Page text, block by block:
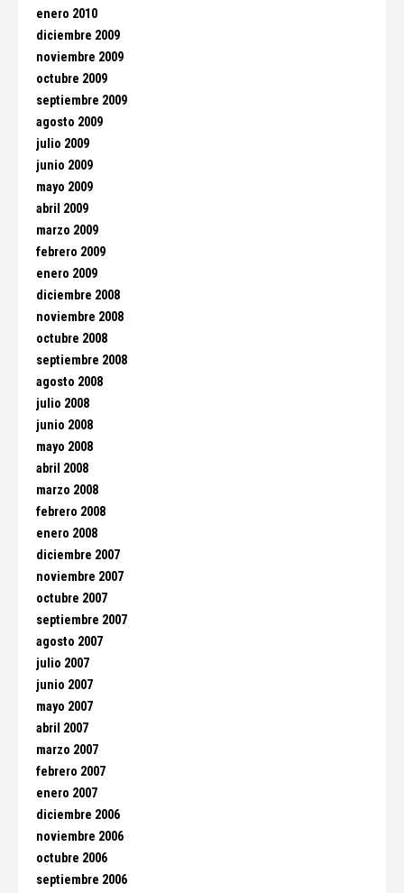
enero 2010
diciembre 2009
noviembre 2009
octubre 2009
septiembre 2009
agosto 2009
julio 2009
junio 2009
mayo 2009
abril 2009
marzo 2009
febrero 2009
enero 2009
diciembre 2008
noviembre 2008
octubre 2008
septiembre 2008
agosto 2008
julio 2008
junio 2008
mayo 2008
abril 2008
marzo 2008
febrero 2008
enero 2008
diciembre 2007
noviembre 2007
octubre 2007
septiembre 2007
agosto 2007
julio 2007
junio 2007
mayo 2007
abril 2007
marzo 2007
febrero 2007
enero 2007
diciembre 2006
noviembre 2006
octubre 2006
septiembre 2006